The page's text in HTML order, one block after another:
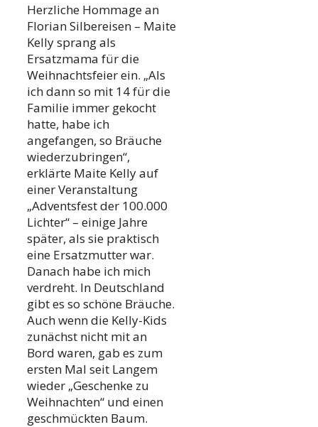
Herzliche Hommage an
Florian Silbereisen – Maite
Kelly sprang als
Ersatzmama für die
Weihnachtsfeier ein. „Als
ich dann so mit 14 für die
Familie immer gekocht
hatte, habe ich
angefangen, so Bräuche
wiederzubringen“,
erklärte Maite Kelly auf
einer Veranstaltung
„Adventsfest der 100.000
Lichter“ – einige Jahre
später, als sie praktisch
eine Ersatzmutter war.
Danach habe ich mich
verdreht. In Deutschland
gibt es so schöne Bräuche.
Auch wenn die Kelly-Kids
zunächst nicht mit an
Bord waren, gab es zum
ersten Mal seit Langem
wieder „Geschenke zu
Weihnachten“ und einen
geschmückten Baum.